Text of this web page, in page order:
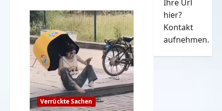
Verrückte Sachen
Ihre Url
hier?
Kontakt
aufnehmen.